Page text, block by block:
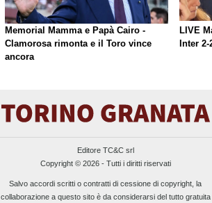
Memorial Mamma e Papà Cairo -
Clamorosa rimonta e il Toro vince
ancora
LIVE
Inter
Editore TC&C srl
Copyright © 2026 - Tutti i diritti riservati
Salvo accordi scritti o contratti di cessione di copyright, la
collaborazione a questo sito è da considerarsi del tutto gratuita